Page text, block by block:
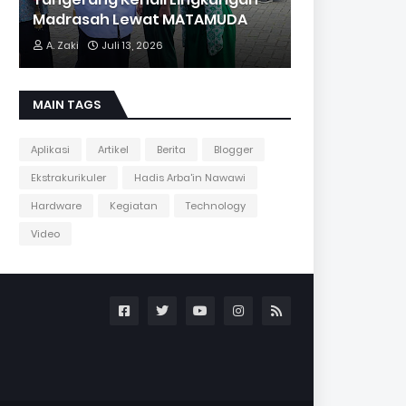
Madrasah Lewat MATAMUDA
A. Zaki Juli 13, 2026
MAIN TAGS
Aplikasi Artikel Berita
Blogger
Ekstrakurikuler
Hadis Arba'in Nawawi
Hardware
Kegiatan
Technology
Video